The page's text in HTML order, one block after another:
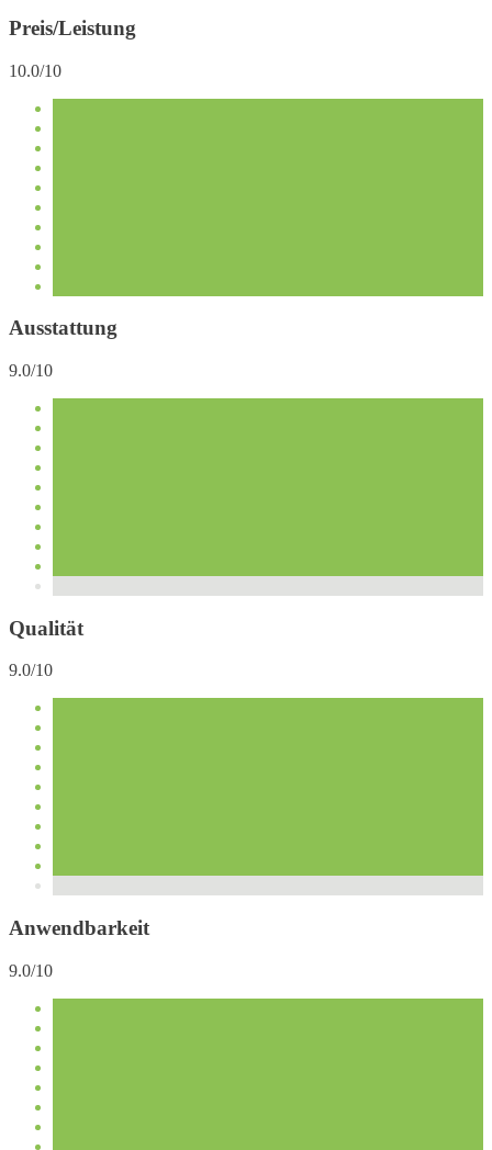
Preis/Leistung
10.0/10
Ausstattung
9.0/10
Qualität
9.0/10
Anwendbarkeit
9.0/10